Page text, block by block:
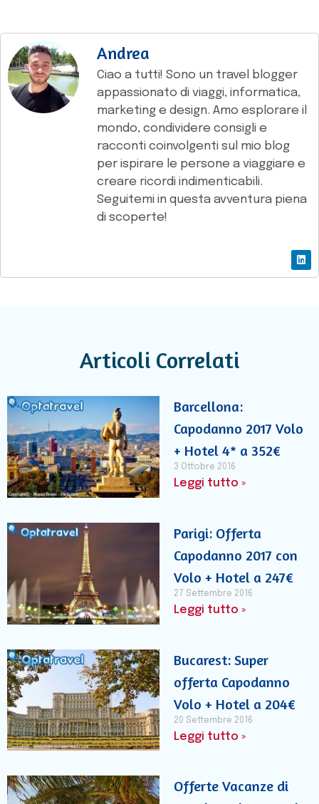
Andrea
Ciao a tutti! Sono un travel blogger
appassionato di viaggi, informatica,
marketing e design. Amo esplorare il
mondo, condividere consigli e
racconti coinvolgenti sul mio blog
per ispirare le persone a viaggiare e
creare ricordi indimenticabili.
Seguitemi in questa avventura piena
di scoperte!
Articoli Correlati
Barcellona:
Capodanno 2017 Volo
+ Hotel 4* a 352€
3 Ottobre 2016
Leggi tutto »
Parigi: Offerta
Capodanno 2017 con
Volo + Hotel a 247€
27 Settembre 2016
Leggi tutto »
Bucarest: Super
offerta Capodanno
Volo + Hotel a 204€
20 Settembre 2016
Leggi tutto »
Offerte Vacanze di